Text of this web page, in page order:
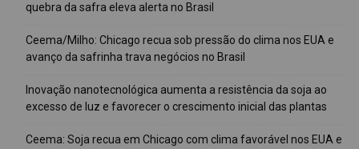
quebra da safra eleva alerta no Brasil
Ceema/Milho: Chicago recua sob pressão do clima nos EUA e
avanço da safrinha trava negócios no Brasil
Inovação nanotecnológica aumenta a resistência da soja ao
excesso de luz e favorecer o crescimento inicial das plantas
Ceema: Soja recua em Chicago com clima favorável nos EUA e